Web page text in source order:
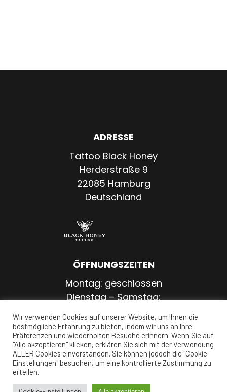
ADRESSE
Tattoo Black Honey
Herderstraße 9
22085 Hamburg
Deutschland
ÖFFNUNGSZEITEN
Montag: geschlossen
Dienstag – Samstag:
Sonntag: geschlossen
Impressum|Datenschutz
Wir verwenden Cookies auf unserer Website, um Ihnen die
bestmögliche Erfahrung zu bieten, indem wir uns an Ihre
Präferenzen und wiederholten Besuche erinnern. Wenn Sie auf
"Alle akzeptieren" klicken, erklären Sie sich mit der Verwendung
ALLER Cookies einverstanden. Sie können jedoch die "Cookie-
Einstellungen" besuchen, um eine kontrollierte Zustimmung zu
erteilen.